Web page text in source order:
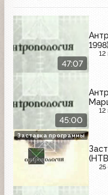
47:07
12
45:00
12
25
Заставка программы